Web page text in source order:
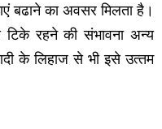
बढाने का अवसर मिलता है।
टिके रहने की संभावना अन्‍य
के लिहाज से भी इसे उत्‍तम